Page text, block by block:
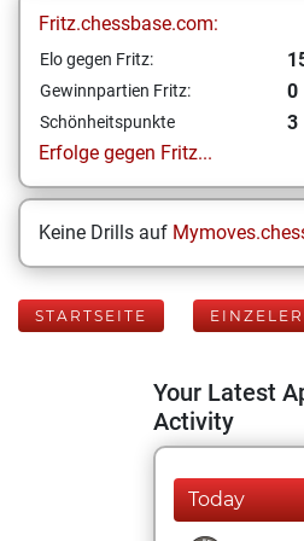
Fritz.chessbase.com:
Elo gegen Fritz:
Gewinnpartien Fritz: 0
Schönheitspunkte
3
Erfolge gegen Fritz...
Keine Drills auf
STARTSEITE
Your Latest
Activity
Today